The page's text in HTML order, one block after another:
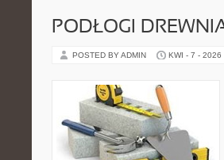
PODŁOGI
POSTED BY ADMIN KWI - 7 - 2026